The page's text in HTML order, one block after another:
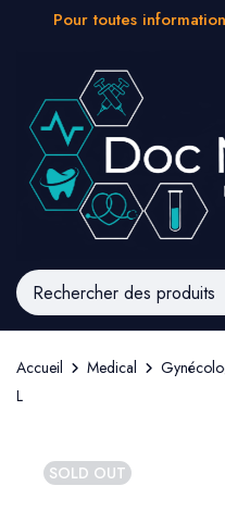
Pour toutes
Accueil Medical
L
SOLD OUT